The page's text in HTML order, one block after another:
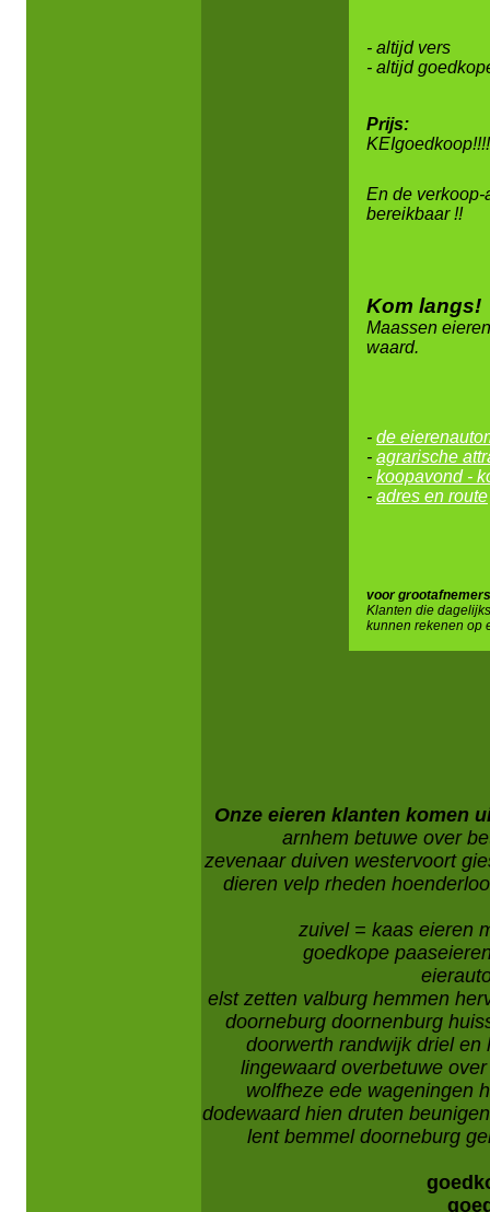
- altijd vers
- altijd
Prijs:
KEIgoedkoop!!!!
En de verkoop-
bereikbaar !!
Kom langs!
Maassen
waard.
- de
- agrarische
- koopavond -
- adres en route
voor
Klanten die
kunnen rekenen op
Onze eieren klanten komen
arnhem betuwe over
zevenaar duiven westervoort
dieren velp rheden
zuivel = kaas eieren
goedkope
elst zetten valburg hemmen
doorneburg doornenburg
doorwerth randwijk driel
lingewaard overbetuwe
wolfheze ede wageningen
dodewaard hien druten
lent bemmel doorneburg